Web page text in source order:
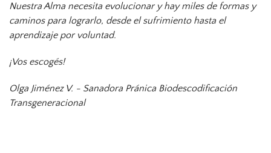
Nuestra Alma necesita evolucionar y hay miles de formas y
caminos para lograrlo, desde el sufrimiento hasta el
aprendizaje por voluntad.
¡Vos escogés!
Olga Jiménez V. - Sanadora Pránica Biodescodificación
Transgeneracional